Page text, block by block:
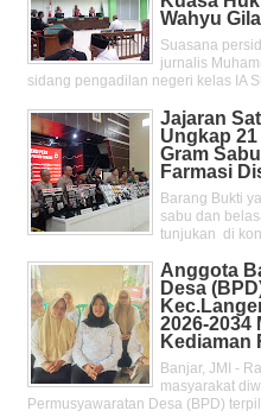
Wahyu
Suasana
jurnalis
sidang pengadilan negeri kelas IA
Jajaran
Ungkap
Gram
Farmasi
Barang Bukti
sabu dan
tunjukan di
Anggota
Desa
2026-2034
Kediaman
Banjar, JMI -
masyarakat
Permusyawaratan Desa (BPD)